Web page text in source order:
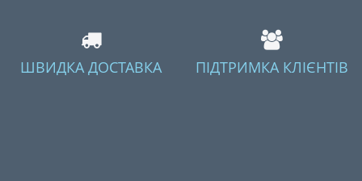
ШВИДКА ДОСТАВКА ПІДТРИМКА КЛІЄНТІВ